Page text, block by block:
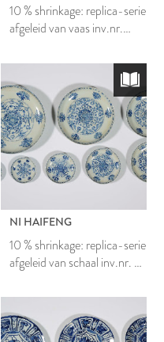
10 % shrinkage: replica-serie
afgeleid van vaas inv.nr.
NI HAIFENG
10 % shrinkage: replica-serie
afgeleid van schaal inv.nr. B